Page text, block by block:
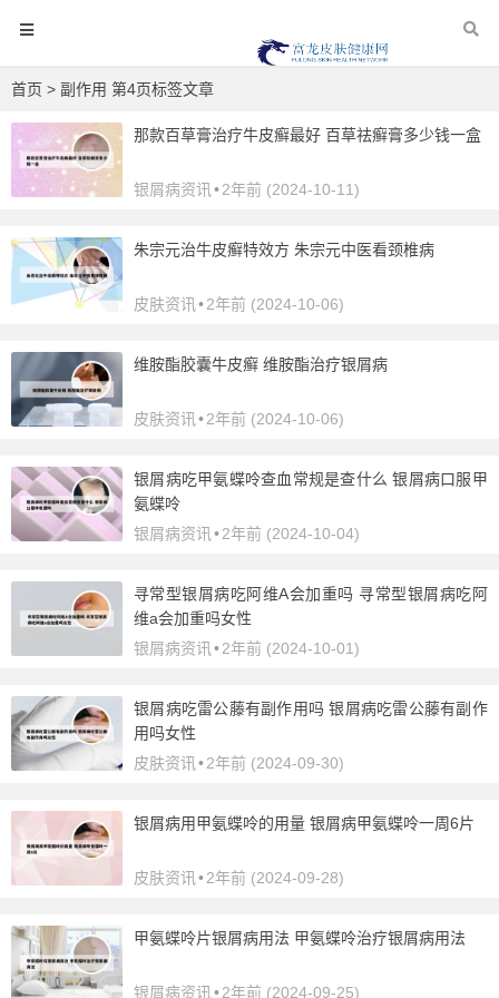
首页 > 副作用 第4页标签文章
那款百草膏治疗牛皮癣最好 百草祛癣膏多少钱一盒
银屑病资讯 •2年前 (2024-10-11)
朱宗元治牛皮癣特效方 朱宗元中医看颈椎病
皮肤资讯 •2年前 (2024-10-06)
维胺酯胶囊牛皮癣 维胺酯治疗银屑病
皮肤资讯 •2年前 (2024-10-06)
银屑病吃甲氨蝶呤查血常规是查什么 银屑病口服甲
氨蝶呤
银屑病资讯 •2年前 (2024-10-04)
寻常型银屑病吃阿维A会加重吗 寻常型银屑病吃阿
维a会加重吗女性
银屑病资讯 •2年前 (2024-10-01)
银屑病吃雷公藤有副作用吗 银屑病吃雷公藤有副作
用吗女性
皮肤资讯 •2年前 (2024-09-30)
银屑病用甲氨蝶呤的用量 银屑病甲氨蝶呤一周6片
皮肤资讯 •2年前 (2024-09-28)
甲氨蝶呤片银屑病用法 甲氨蝶呤治疗银屑病用法
银屑病资讯 •2年前 (2024-09-25)